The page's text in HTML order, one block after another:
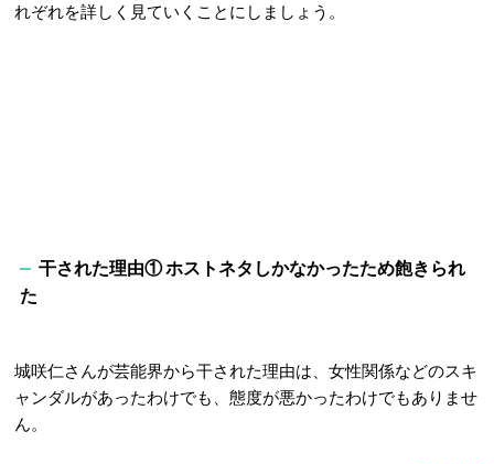
れぞれを詳しく見ていくことにしましょう。
干された理由① ホストネタしかなかったため飽きられ
た
城咲仁さんが芸能界から干された理由は、女性関係などのスキ
ャンダルがあったわけでも、態度が悪かったわけでもありませ
ん。